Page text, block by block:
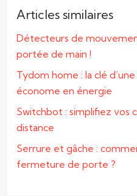
Articles similaires
Détecteurs de
portée de main !
Tydom home : la clé
économe en énergie
Switchbot : simplifiez vos
distance
Serrure et gâche :
fermeture de porte ?